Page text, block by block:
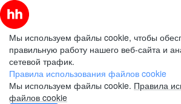
Мы используем файлы cookie, чтобы
правильную работу нашего веб-сайта и
сетевой трафик.
Правила использования файлов cookie
Мы используем файлы cookie. Правила
файлов cookie